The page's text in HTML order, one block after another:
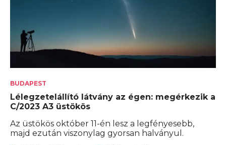
BUDAPEST
Lélegzetelállító látvány az égen: megérkezik a
C/2023 A3 üstökös
Az üstökös október 11-én lesz a legfényesebb,
majd ezután viszonylag gyorsan halványul.